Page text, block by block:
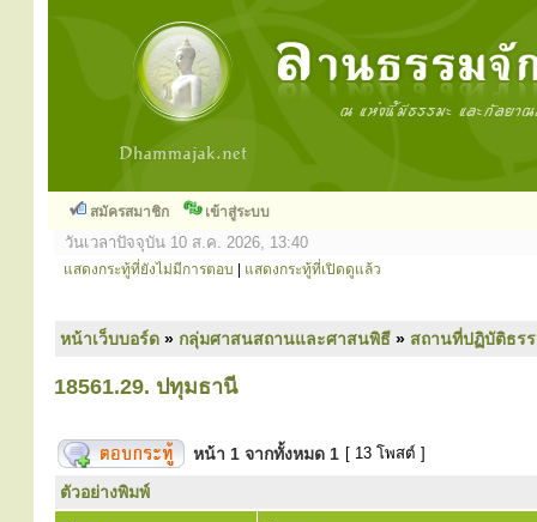
สมัครสมาชิก เข้าสู่ระบบ
วันเวลาปัจจุบัน 10 ส.ค. 2026, 13:40
แสดงกระทู้ที่ยังไม่มีการตอบ แสดงกระทู้ที่เปิดดูแล้ว
หน้าเว็บบอร์ด » กลุ่มศาสนสถานและศาสนพิธี » สถานที่ปฏิบัติธร
18561.29. ปทุมธานี
หน้า 1 จากทั้งหมด 1 [ 13 โพสต์ ]
ตัวอย่างพิมพ์